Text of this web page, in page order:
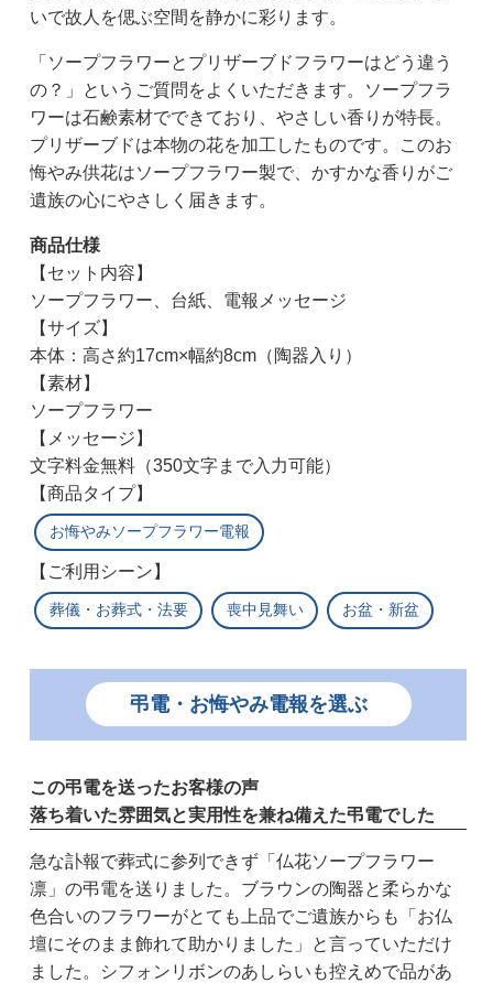
いで故人を偲ぶ空間を静かに彩ります。
「ソープフラワーとプリザーブドフラワーはどう違う
の？」というご質問をよくいただきます。ソープフラ
ワーは石鹸素材でできており、やさしい香りが特長。
プリザーブドは本物の花を加工したものです。このお
悔やみ供花はソープフラワー製で、かすかな香りがご
遺族の心にやさしく届きます。
商品仕様
【セット内容】
ソープフラワー、台紙、電報メッセージ
【サイズ】
本体：高さ約17cm×幅約8cm（陶器入り）
【素材】
ソープフラワー
【メッセージ】
文字料金無料（350文字まで入力可能）
【商品タイプ】
お悔やみソープフラワー電報
【ご利用シーン】
葬儀・お葬式・法要 喪中見舞い お盆・新盆
弔電・お悔やみ電報を選ぶ
この弔電を送ったお客様の声
落ち着いた雰囲気と実用性を兼ね備えた弔電でした
急な訃報で葬式に参列できず「仏花ソープフラワー
凛」の弔電を送りました。ブラウンの陶器と柔らかな
色合いのフラワーがとても上品でご遺族からも「お仏
壇にそのまま飾れて助かりました」と言っていただけ
ました。シフォンリボンのあしらいも控えめで品があ